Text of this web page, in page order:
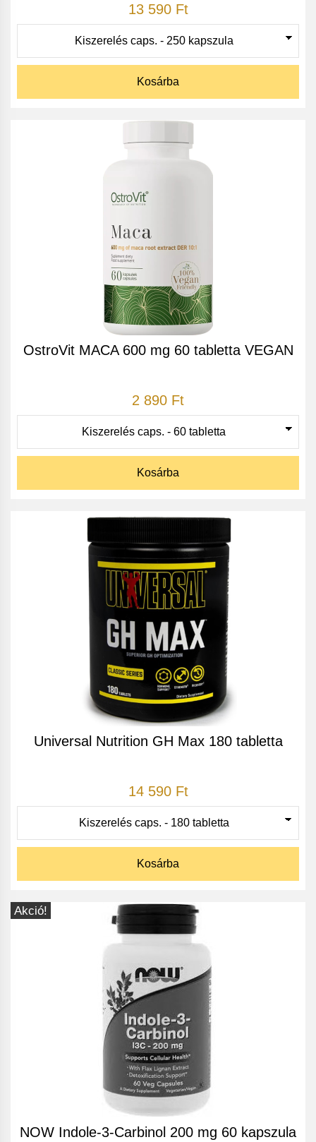
13 590 Ft
Kosárba
OstroVit MACA 600 mg 60 tabletta VEGAN
2 890 Ft
Kosárba
Universal Nutrition GH Max 180 tabletta
14 590 Ft
Kosárba
Akció!
NOW Indole-3-Carbinol 200 mg 60 kapszula